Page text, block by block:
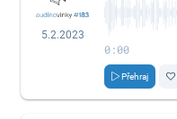
5.2.2023
0:00
Přehraj